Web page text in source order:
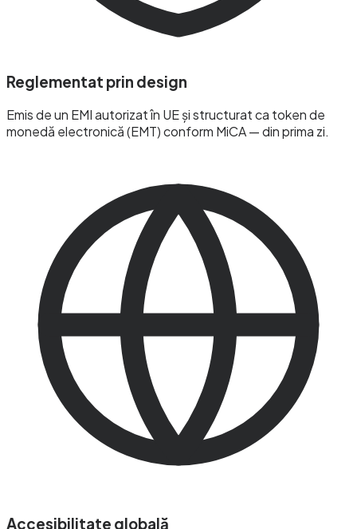
Reglementat prin design
Emis de un EMI autorizat în UE și structurat ca token de
monedă electronică (EMT) conform MiCA — din prima zi.
Accesibilitate globală